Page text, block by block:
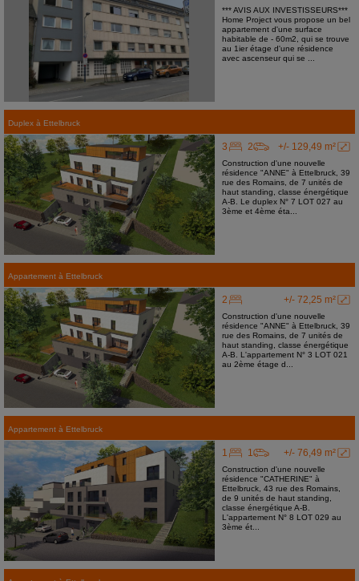
*** AVIS AUX INVESTISSEURS***
Home Project vous propose un bel
appartement d'une surface
habitable de - 60m2, qui se trouve
au 1ier étage d'une résidence
avec ascenseur qui se ...
Duplex à Ettelbruck
+/- 129,49 m²
3 2
Construction d'une nouvelle
résidence "ANNE" à Ettelbruck, 39
rue des Romains, de 7 unités de
haut standing, classe énergétique
A-B. Le duplex N° 7 LOT 027 au
3ème et 4ème éta...
Appartement à Ettelbruck
+/- 72,25 m²
2
Construction d'une nouvelle
résidence "ANNE" à Ettelbruck, 39
rue des Romains, de 7 unités de
haut standing, classe énergétique
A-B. L'appartement N° 3 LOT 021
au 2ème étage d...
Appartement à Ettelbruck
+/- 76,49 m²
1 1
Construction d'une nouvelle
résidence "CATHERINE" à
Ettelbruck, 43 rue des Romains,
de 9 unités de haut standing,
classe énergétique A-B.
L'appartement N° 8 LOT 029 au
3ème ét...